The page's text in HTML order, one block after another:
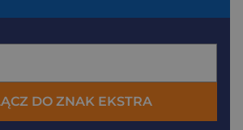
DO ZNAK EKSTRA